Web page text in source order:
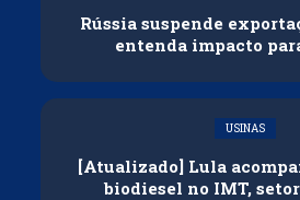
Rússia suspende
entenda impacto
USINAS
[Atualizado] Lula
biodiesel no IMT,